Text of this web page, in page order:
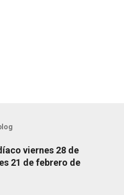
viernes 28 de
21 de febrero de